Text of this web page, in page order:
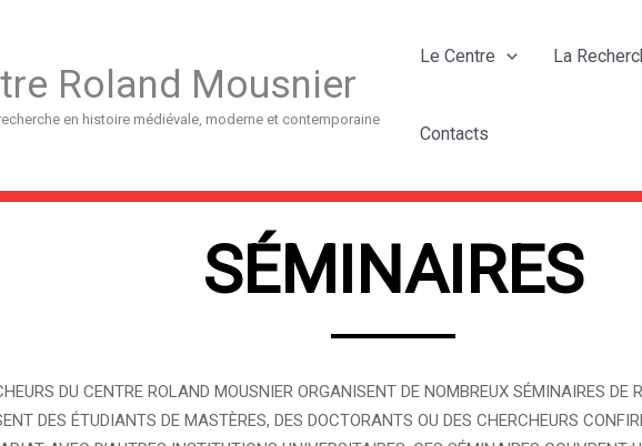
Roland Mousnier
en histoire médiévale, moderne et contemporaine
Le Centre La
Contacts
SÉMINAIRES
DU CENTRE ROLAND MOUSNIER ORGANISENT DE NOMBREUX SÉMINAIRES DE
DES ÉTUDIANTS DE MASTÈRES, DES DOCTORANTS OU DES CHERCHEURS